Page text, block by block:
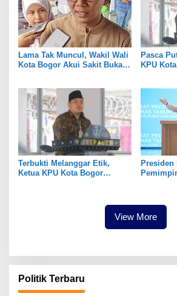
Lama Tak Muncul, Wakil Wali
Kota Bogor Akui Sakit Bukan
Pasca
KPU
Terbukti Melanggar Etik,
Ketua KPU Kota Bogor
Presiden
View More
Politik Terbaru